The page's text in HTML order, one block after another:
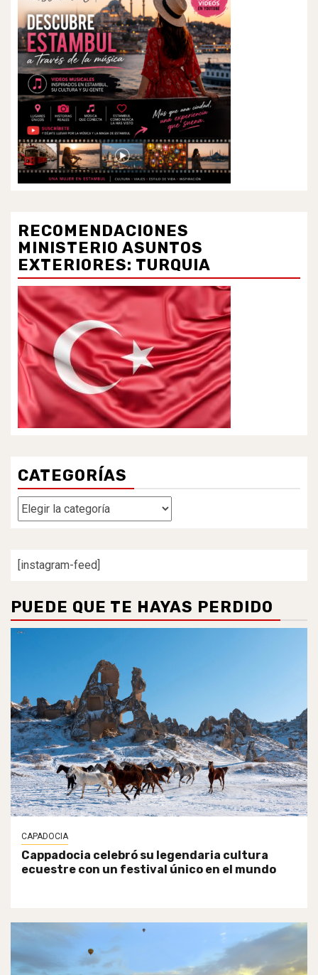
RECOMENDACIONES
MINISTERIO ASUNTOS
EXTERIORES: TURQUIA
CATEGORÍAS
Categorías
[instagram-feed]
PUEDE QUE TE HAYAS PERDIDO
CAPADOCIA
Cappadocia celebró su legendaria cultura
ecuestre con un festival único en el mundo